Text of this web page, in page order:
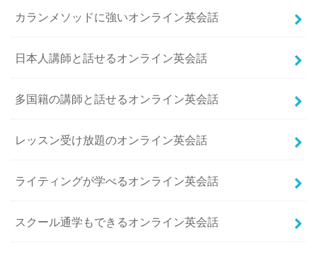
カランメソッドに強いオンライン英会話
日本人講師と話せるオンライン英会話
多国籍の講師と話せるオンライン英会話
レッスン受け放題のオンライン英会話
ライティングが学べるオンライン英会話
スクール通学もできるオンライン英会話